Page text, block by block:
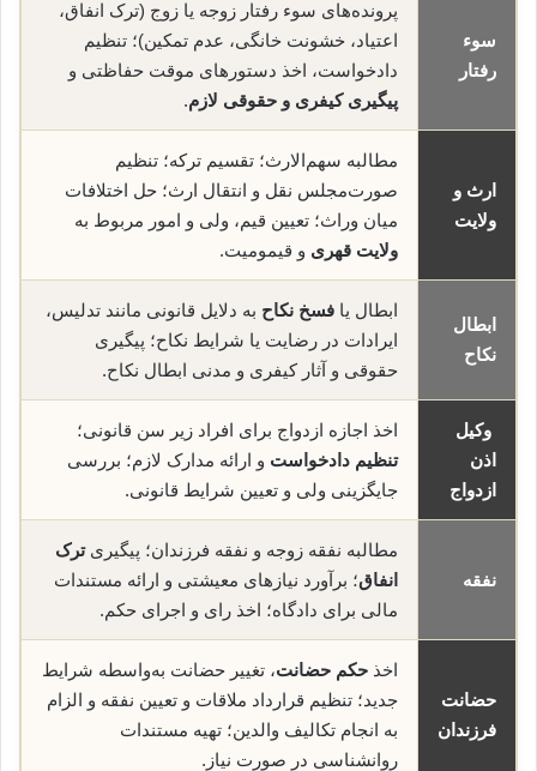
سوء
رفتار
پرونده‌های سوء رفتار زوجه یا زوج (ترک انفاق،
اعتیاد، خشونت خانگی، عدم تمکین)؛ تنظیم
دادخواست، اخذ دستورهای موقت حفاظتی و
پیگیری کیفری و حقوقی لازم.
ارث و
ولایت
مطالبه سهم‌الارث؛ تقسیم ترکه؛ تنظیم
صورت‌مجلس نقل و انتقال ارث؛ حل اختلافات
میان وراث؛ تعیین قیم، ولی و امور مربوط به
ولایت قهری و قیمومیت.
ابطال
نکاح
ابطال یا فسخ نکاح به دلایل قانونی مانند تدلیس،
ایرادات در رضایت یا شرایط نکاح؛ پیگیری
حقوقی و آثار کیفری و مدنی ابطال نکاح.
وکیل
اذن
ازدواج
اخذ اجازه ازدواج برای افراد زیر سن قانونی؛
تنظیم دادخواست و ارائه مدارک لازم؛ بررسی
جایگزینی ولی و تعیین شرایط قانونی.
نفقه
مطالبه نفقه زوجه و نفقه فرزندان؛ پیگیریترک
انفاق؛ برآورد نیازهای معیشتی و ارائه مستندات
مالی برای دادگاه؛ اخذ رای و اجرای حکم.
حضانت
فرزندان
اخذ حکم حضانت، تغییر حضانت به‌واسطه شرایط
جدید؛ تنظیم قرارداد ملاقات و تعیین نفقه و الزام
به انجام تکالیف والدین؛ تهیه مستندات
روانشناسی در صورت نیاز.